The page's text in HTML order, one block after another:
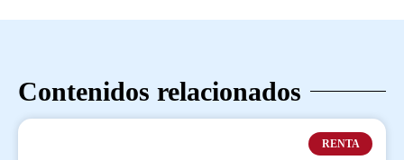
Contenidos relacionados
RENTA